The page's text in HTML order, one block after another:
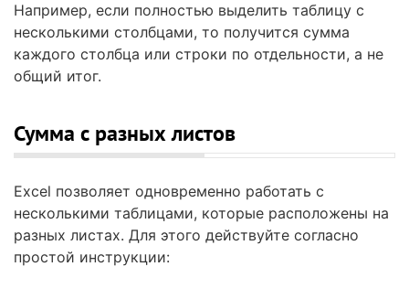
Например, если полностью выделить таблицу с
несколькими столбцами, то получится сумма
каждого столбца или строки по отдельности, а не
общий итог.
Сумма с разных листов
Excel позволяет одновременно работать с
несколькими таблицами, которые расположены на
разных листах. Для этого действуйте согласно
простой инструкции: